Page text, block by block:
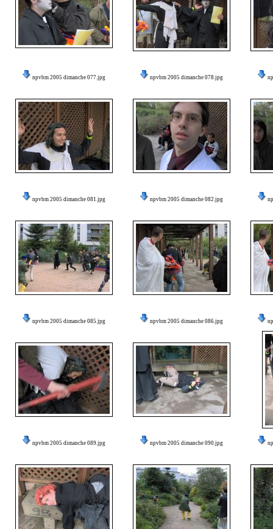
npvbm 2005 dimanche 077.jpg npvbm 2005 dimanche 078.jpg
npvbm 2005 dimanche 081.jpg npvbm 2005 dimanche 082.jpg
npvbm 2005 dimanche 085.jpg npvbm 2005 dimanche 086.jpg
npvbm 2005 dimanche 089.jpg npvbm 2005 dimanche 090.jpg